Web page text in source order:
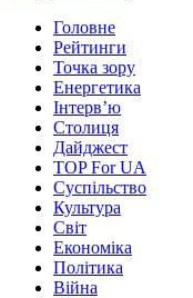
Головне
Рейтинги
Точка зору
Енергетика
Інтерв’ю
Столиця
Дайджест
TOP For UA
Суспiльство
Культура
Світ
Економіка
Політика
Війна